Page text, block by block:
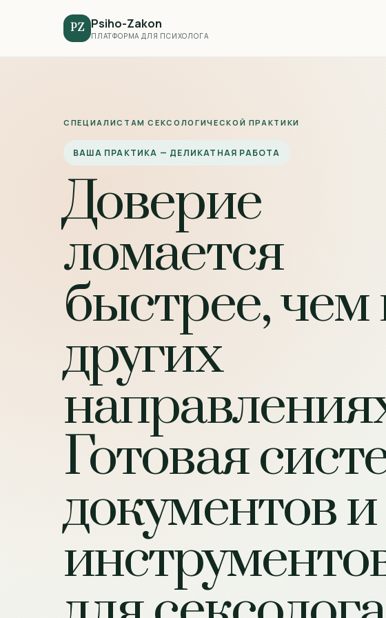
PZ Psiho-Zakon
ПЛАТФОРМА ДЛЯ ПСИХОЛОГА
СПЕЦИАЛИСТАМ СЕКСОЛОГИЧЕСКОЙ ПРАКТИКИ
ВАША ПРАКТИКА — ДЕЛИКАТНАЯ РАБОТА
Доверие
ломается
быстрее, чем
других
Готовая
документов и